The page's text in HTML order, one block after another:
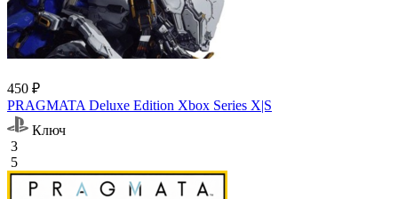
450 ₽
PRAGMATA Deluxe Edition Xbox Series X|S
Ключ
3
5